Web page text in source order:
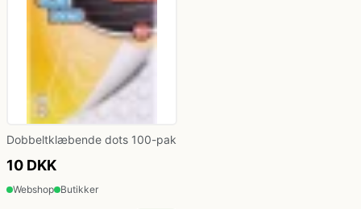
Dobbeltklæbende dots 100-pak
10 DKK
Webshop Butikker